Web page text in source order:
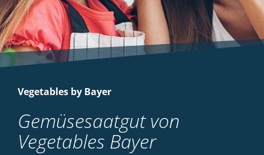
Vegetables by Bayer
Gemüsesaatgut von
Vegetables Bayer